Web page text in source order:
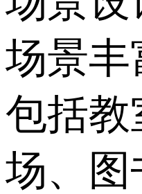
场景丰
包括教
场、图